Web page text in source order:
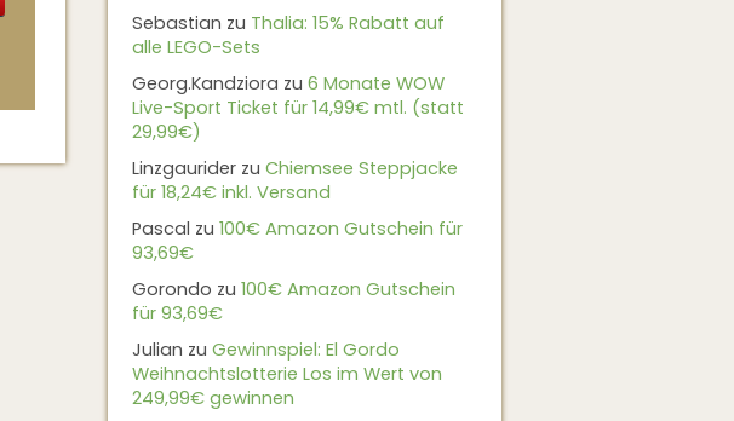
Sebastian zu Thalia: 15% Rabatt auf
alle LEGO-Sets
Georg.Kandziora zu 6 Monate WOW
Live-Sport Ticket für 14,99€ mtl. (statt
29,99€)
Linzgaurider zu Chiemsee Steppjacke
für 18,24€ inkl. Versand
Pascal zu 100€ Amazon Gutschein für
93,69€
Gorondo zu 100€ Amazon Gutschein
für 93,69€
Julian zu Gewinnspiel: El Gordo
Weihnachtslotterie Los im Wert von
249,99€ gewinnen